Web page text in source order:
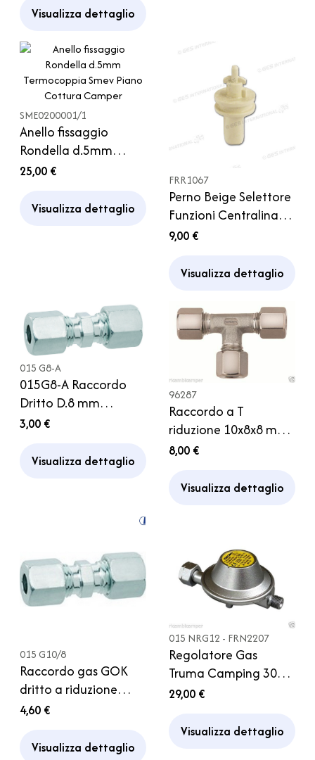
7850
Visualizza dettaglio
SME0200001/1
Anello fissaggio
Rondella d.5mm
Termocoppia Smev
Camper
25,00 €
Visualizza dettaglio
FRR1067
Perno Beige Selettore
Funzioni Centralina
Frigorifero Dometic
9,00 €
Visualizza dettaglio
015 G8-A
015G8-A Raccordo
Dritto D.8 mm
Regolatore Gas
3,00 €
Visualizza dettaglio
96287
Raccordo a T
riduzione 10x8x8 mm
Regolatore Gas
8,00 €
Visualizza dettaglio
015 G10/8
Raccordo gas GOK
dritto a riduzione
diam. 10/8 mm
4,60 €
Visualizza dettaglio
015 NRG12 - FRN2207
Regolatore Gas
Truma Camping 30
MBar Attacco Italia
Bombola
29,00 €
Visualizza dettaglio